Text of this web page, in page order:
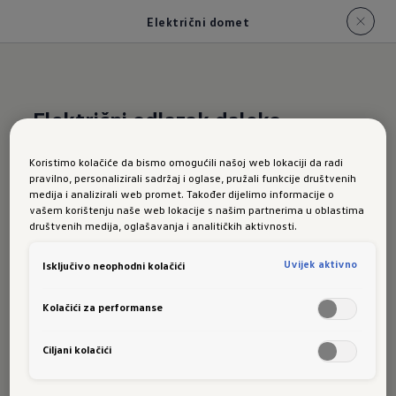
Električni domet
Električni odlazak daleko
Novi Golf:Električni
domet
domet do 107 km (u kombinaciji prema WLTP-
Ako usporite tokom vožnje, tj. kočite, baterija
rekuperacija ,
Koristimo kolačiće da bismo omogućili našoj web lokaciji da radi
pravilno, personalizirali sadržaj i oglase, pružali funkcije društvenih
medija i analizirali web promet. Također dijelimo informacije o
vašem korištenju naše web lokacije s našim partnerima u oblastima
društvenih medija, oglašavanja i analitičkih aktivnosti.
Isključivo neophodni kolačići Uvijek aktivno
Kolačići za performanse
Ciljani kolačići